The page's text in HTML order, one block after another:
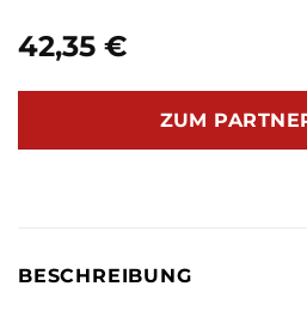
42,35 €
ZUM
BESCHREIBUNG